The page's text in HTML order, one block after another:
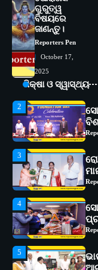
ଗୁରୁତ୍ୱ
ବିଷୟରେ
ଜାଣନ୍ତୁ।
Reporters Pen
October 17,
2025
ଶିକ୍ଷା ଓ ସ୍ୱାସ୍ଥ୍ୟ
1
2
3
4
5
1